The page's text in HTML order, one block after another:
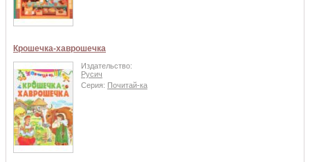
Крошечка-хаврошечка
Издательство:
Русич
Серия: Почитай-ка